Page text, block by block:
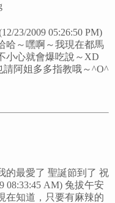
23/2009 05:26:50 PM)
哈～嘿啊～我現在都馬
小心就會爆吃說～XD
阿姐多多指教哦～^O^
的最愛了 聖誕節到了 祝
08:33:45 AM) 兔拔午安
在知道，只要有麻辣的